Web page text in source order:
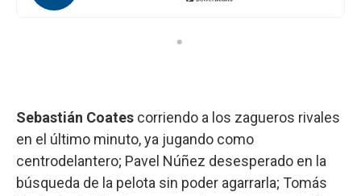
Sebastián Coates corriendo a los zagueros rivales
en el último minuto, ya jugando como
centrodelantero; Pavel Núñez desesperado en la
búsqueda de la pelota sin poder agarrarla; Tomás